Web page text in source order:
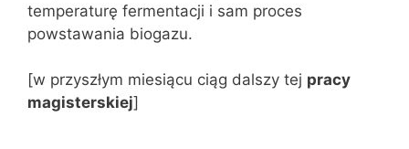
temperaturę fermentacji i sam proces
powstawania biogazu.
[w przyszłym miesiącu ciąg dalszy tej pracy
magisterskiej]